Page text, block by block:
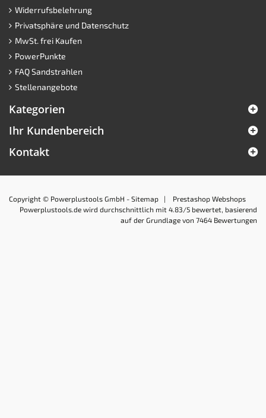
Widerrufsbelehrung
Privatsphäre und Datenschutz
MwSt. frei Kaufen
PowerPunkte
FAQ Sandstrahlen
Stellenangebote
Kategorien
Ihr Kundenbereich
Kontakt
Copyright © Powerplustools GmbH - Sitemap | Prestashop Webshops
Powerplustools.de wird durchschnittlich mit 4.83 /5 bewertet, basierend
auf der Grundlage von 7464 Bewertungen